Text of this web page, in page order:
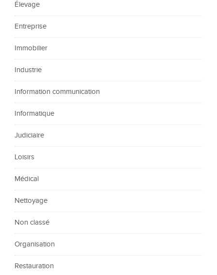
Élevage
Entreprise
Immobilier
Industrie
Information communication
Informatique
Judiciaire
Loisirs
Médical
Nettoyage
Non classé
Organisation
Restauration